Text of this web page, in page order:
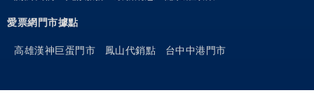
愛票網門市據點
高雄漢神巨蛋門市 鳳山代銷點 台中中港門市